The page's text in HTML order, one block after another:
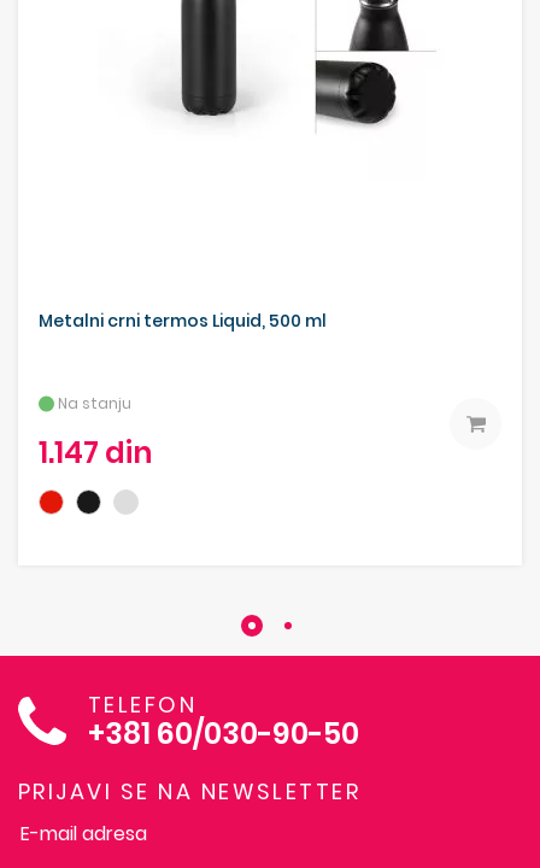
Metalni crni termos Liquid, 500 ml
Na stanju
1.147 din
TELEFON
+381 60/030-90-50
PRIJAVI SE NA NEWSLETTER